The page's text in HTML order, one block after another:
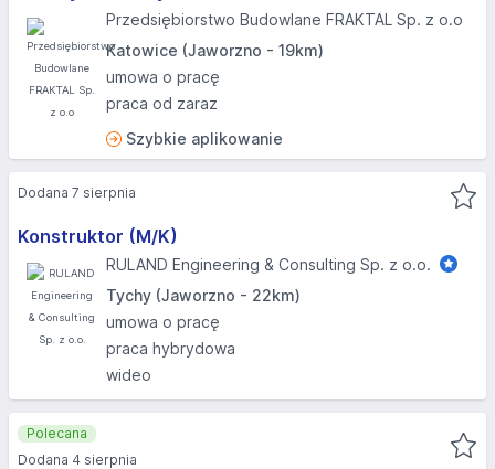
Przedsiębiorstwo Budowlane FRAKTAL Sp. z o.o
Katowice (Jaworzno - 19km)
umowa o pracę
praca od zaraz
Szybkie aplikowanie
Konstruktor (M/K)
RULAND Engineering & Consulting Sp. z o.o.
Tychy (Jaworzno - 22km)
umowa o pracę
praca hybrydowa
wideo
Dodana 7 sierpnia
Polecana
Dodana 4 sierpnia